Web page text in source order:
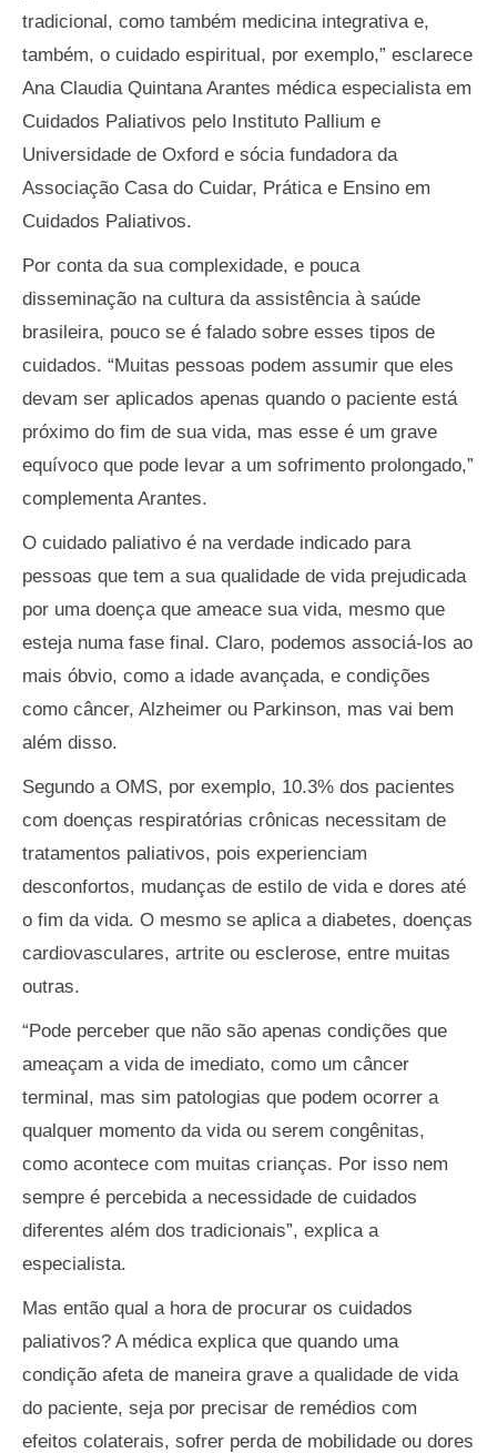
tradicional, como também medicina integrativa e,
também, o cuidado espiritual, por exemplo,” esclarece
Ana Claudia Quintana Arantes médica especialista em
Cuidados Paliativos pelo Instituto Pallium e
Universidade de Oxford e sócia fundadora da
Associação Casa do Cuidar, Prática e Ensino em
Cuidados Paliativos.
Por conta da sua complexidade, e pouca
disseminação na cultura da assistência à saúde
brasileira, pouco se é falado sobre esses tipos de
cuidados. “Muitas pessoas podem assumir que eles
devam ser aplicados apenas quando o paciente está
próximo do fim de sua vida, mas esse é um grave
equívoco que pode levar a um sofrimento prolongado,”
complementa Arantes.
O cuidado paliativo é na verdade indicado para
pessoas que tem a sua qualidade de vida prejudicada
por uma doença que ameace sua vida, mesmo que
esteja numa fase final. Claro, podemos associá-los ao
mais óbvio, como a idade avançada, e condições
como câncer, Alzheimer ou Parkinson, mas vai bem
além disso.
Segundo a OMS, por exemplo, 10.3% dos pacientes
com doenças respiratórias crônicas necessitam de
tratamentos paliativos, pois experienciam
desconfortos, mudanças de estilo de vida e dores até
o fim da vida. O mesmo se aplica a diabetes, doenças
cardiovasculares, artrite ou esclerose, entre muitas
outras.
“Pode perceber que não são apenas condições que
ameaçam a vida de imediato, como um câncer
terminal, mas sim patologias que podem ocorrer a
qualquer momento da vida ou serem congênitas,
como acontece com muitas crianças. Por isso nem
sempre é percebida a necessidade de cuidados
diferentes além dos tradicionais”, explica a
especialista.
Mas então qual a hora de procurar os cuidados
paliativos? A médica explica que quando uma
condição afeta de maneira grave a qualidade de vida
do paciente, seja por precisar de remédios com
efeitos colaterais, sofrer perda de mobilidade ou dores